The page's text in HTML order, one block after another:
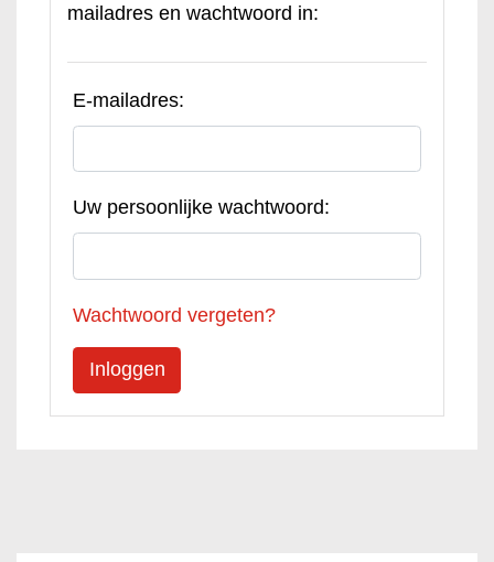
mailadres en wachtwoord in:
E-mailadres:
Uw persoonlijke wachtwoord:
Wachtwoord vergeten?